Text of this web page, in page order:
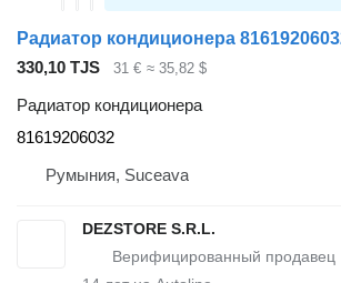
330,10 TJS 31 € ≈ 35,82 $
Радиатор кондиционера
81619206032
Румыния, Suceava
DEZSTORE S.R.L.